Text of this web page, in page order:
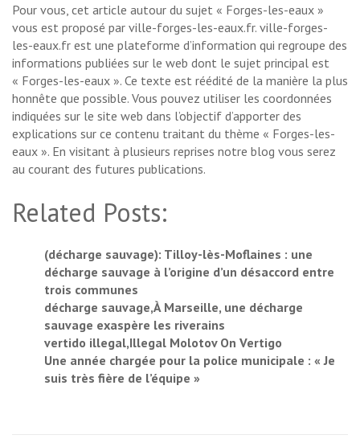
Pour vous, cet article autour du sujet « Forges-les-eaux »
vous est proposé par ville-forges-les-eaux.fr. ville-forges-
les-eaux.fr est une plateforme d’information qui regroupe des
informations publiées sur le web dont le sujet principal est
« Forges-les-eaux ». Ce texte est réédité de la manière la plus
honnête que possible. Vous pouvez utiliser les coordonnées
indiquées sur le site web dans l’objectif d’apporter des
explications sur ce contenu traitant du thème « Forges-les-
eaux ». En visitant à plusieurs reprises notre blog vous serez
au courant des futures publications.
Related Posts:
(décharge sauvage): Tilloy-lès-Moflaines : une
décharge sauvage à l’origine d’un désaccord entre
trois communes
décharge sauvage,À Marseille, une décharge
sauvage exaspère les riverains
vertido illegal,Illegal Molotov On Vertigo
Une année chargée pour la police municipale : « Je
suis très fière de l’équipe »